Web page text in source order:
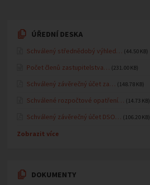
ÚŘEDNÍ DESKA
Schválený střednědobý výhled… (44.50 KB)
Počet členů zastupitelstva… (231.00 KB)
Schválený závěrečný účet za… (148.78 KB)
Schválené rozpočtové opatření… (14.73 KB)
Schválený závěrečný účet DSO… (106.20 KB)
Zobrazit více
DOKUMENTY